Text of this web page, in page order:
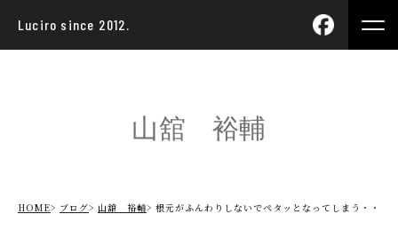
Luciro since 2012.
山舘 裕輔
HOME ブログ 山舘 裕輔 根元がふんわりしないでペタッとなってしまう・・